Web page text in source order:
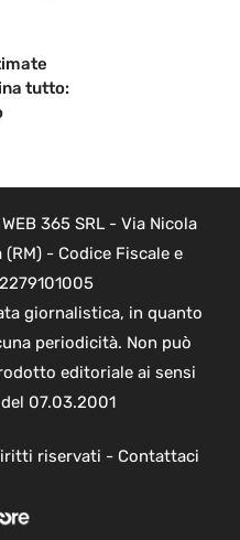
tutto:
365 SRL - Via Nicola
(RM) - Codice Fiscale e
giornalistica, in quanto
periodicità. Non può
editoriale ai sensi
07.03.2001
riservati - Contattaci